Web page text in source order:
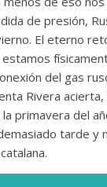
de presión,
El eterno
estamos
del gas
Rivera
primavera del
tarde y